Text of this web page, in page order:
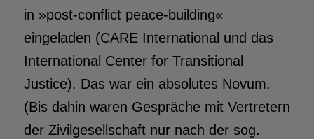
in »post-conflict peace-building«
eingeladen (CARE International und das
International Center for Transitional
Justice). Das war ein absolutes Novum.
(Bis dahin waren Gespräche mit Vertretern
der Zivilgesellschaft nur nach der sog.